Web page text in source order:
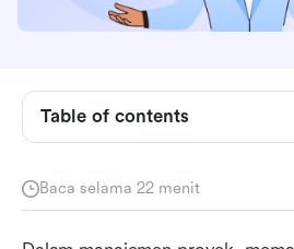
Baca selama 22 menit
Table of contents
Mengapa hasil proyek itu
Jenis-jenis hasil proyek
Hasil kerja vs. tujuan vs.